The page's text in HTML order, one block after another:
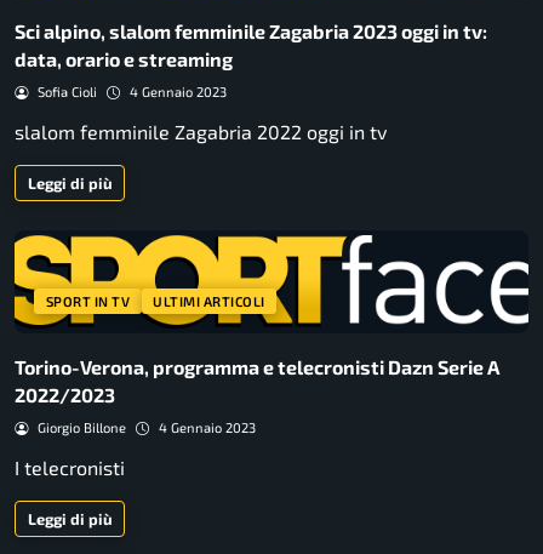
Sci alpino, slalom femminile Zagabria 2023 oggi in tv:
data, orario e streaming
Sofia Cioli 4 Gennaio 2023
slalom femminile Zagabria 2022 oggi in tv
Leggi di più
SPORT IN TV ULTIMI ARTICOLI
Torino-Verona, programma e telecronisti Dazn Serie A
2022/2023
Giorgio Billone 4 Gennaio 2023
I telecronisti
Leggi di più